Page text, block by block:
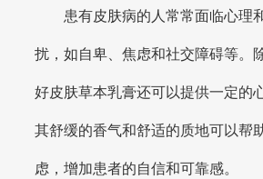
患有皮肤病的人常常面临心理
扰，如自卑、焦虑和社交障碍等。
好皮肤草本乳膏还可以提供一定的
其舒缓的香气和舒适的质地可以帮
虑，增加患者的自信和可靠感。